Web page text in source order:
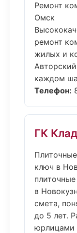
Ремонт
Омск
ремонт
жилых и
каждом
Телефон:
ГК
ключ в
в
смета,
до 5 лет.
юрлицами